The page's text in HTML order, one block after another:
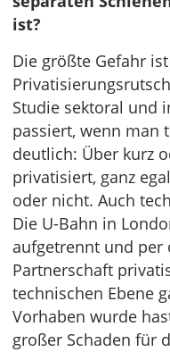
ist?
Die größte Gefahr
Studie sektoral und
passiert, wenn man
deutlich: Über kurz
privatisiert, ganz
oder nicht. Auch
Die U-Bahn in
aufgetrennt und
Partnerschaft
technischen Ebene
Vorhaben wurde
großer Schaden für